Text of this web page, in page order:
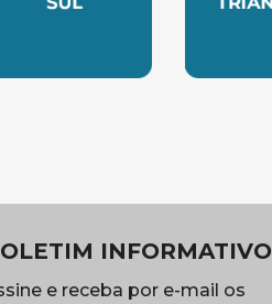
INFORMATIVO
e receba por e-mail os